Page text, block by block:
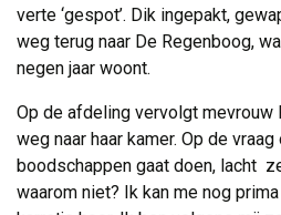
verte ‘gespot’. Dik ingepakt,
weg terug naar De Regenboog,
negen jaar woont.
Op de afdeling vervolgt mevrouw
weg naar haar kamer. Op de
boodschappen gaat doen, lacht
waarom niet? Ik kan me nog